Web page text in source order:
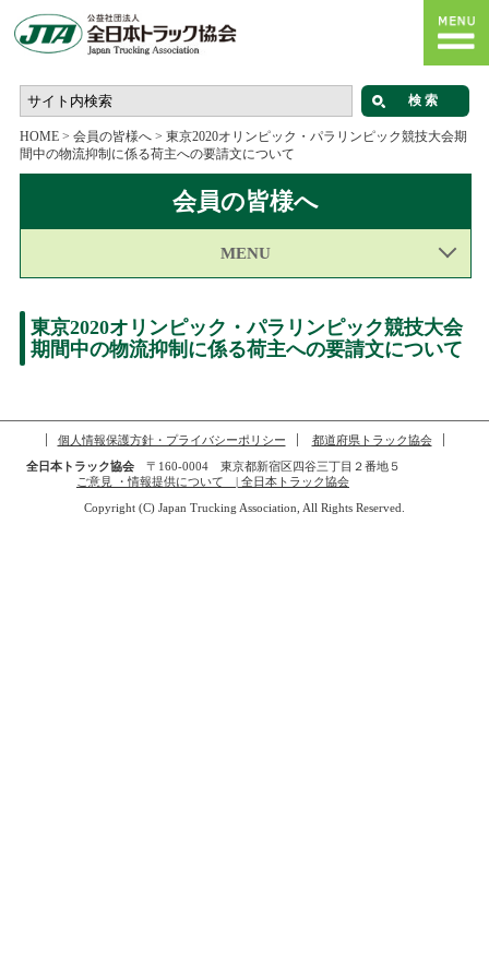
HOME> 会員の皆様へ> 東京2020オリンピック・パラリンピック競技大会期
間中の物流抑制に係る荷主への要請文について
会員の皆様へ
MENU
東京2020オリンピック・パラリンピック競技大会
期間中の物流抑制に係る荷主への要請文について
個人情報保護方針・プライバシーポリシー
都道府県トラック協会
全日本トラック協会〒160-0004 東京都新宿区四谷三丁目２番地５
ご意見 ・情報提供について | 全日本トラック協会
Copyright (C) Japan Trucking Association, All Rights Reserved.